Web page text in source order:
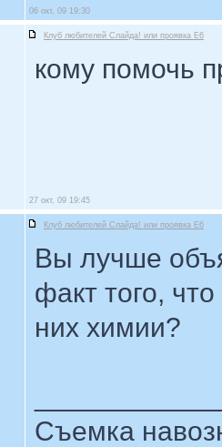
06 окт, 09 19:30
Клуб любителей Слайда! или проявка E6
кому помочь
27 окт, 09 19:45
Клуб любителей Слайда! или проявка E6
Вы лучше
факт того,
них химии?
Съемка